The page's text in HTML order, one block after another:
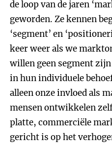
de loop van de jaren
geworden. Ze kennen
‘segment’ en
keer weer als we
willen geen segment
in hun individuele
alleen onze invloed als
mensen ontwikkelen
platte, commerciële
gericht is op het